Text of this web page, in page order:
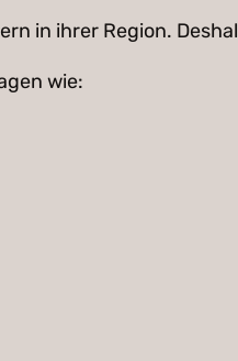
in ihrer Region.
wie: